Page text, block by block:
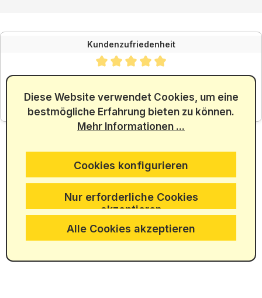
Kundenzufriedenheit
Durchschnittliche Bewertung von 4.88 von 5 Sternen
SEHR GUT
4.88/ 5.00
aus 5965 Bewertungen
Diese Website verwendet Cookies, um eine
bestmögliche Erfahrung bieten zu können.
Mehr Informationen ...
Alle Cookies akzeptieren
Cookies konfigurieren
Nur erforderliche Cookies
akzeptieren